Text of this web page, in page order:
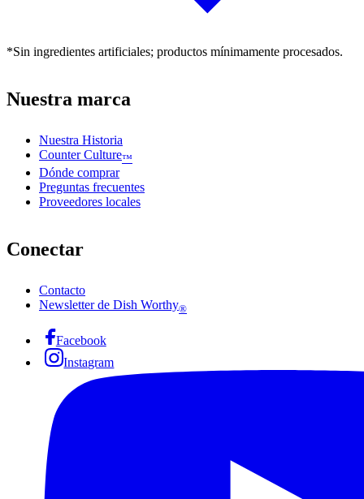
*Sin ingredientes artificiales; productos mínimamente procesados.
Nuestra marca
Nuestra Historia
Counter Culture™
Dónde comprar
Preguntas frecuentes
Proveedores locales
Conectar
Contacto
Newsletter de Dish Worthy®
Facebook
Instagram